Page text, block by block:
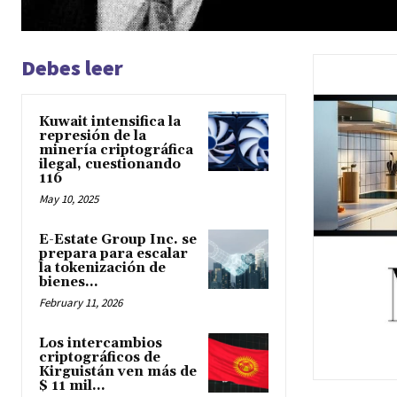
Debes leer
Kuwait intensifica la
represión de la
minería criptográfica
ilegal, cuestionando
116
May 10, 2025
E-Estate Group Inc. se
prepara para escalar
la tokenización de
bienes...
February 11, 2026
Los intercambios
criptográficos de
Kirguistán ven más de
$ 11 mil...